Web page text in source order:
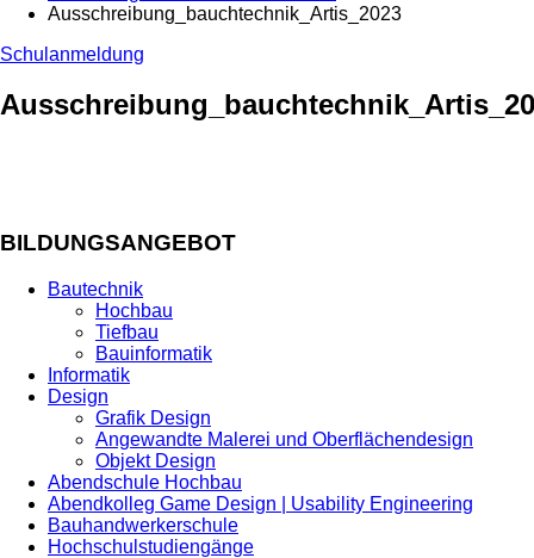
Ausschreibung_bauchtechnik_Artis_2023
Schulanmeldung
BILDUNGSANGEBOT
Bautechnik
Hochbau
Tiefbau
Bauinformatik
Informatik
Design
Grafik Design
Angewandte Malerei und Oberflächendesign
Objekt Design
Abendschule Hochbau
Abendkolleg Game Design | Usability Engineering
Bauhandwerkerschule
Hochschulstudiengänge